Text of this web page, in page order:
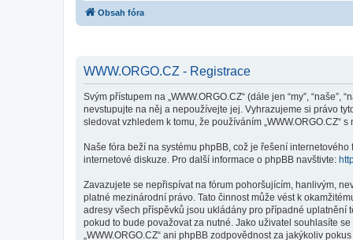
Obsah fóra
WWW.ORGO.CZ - Registrace
Svým přístupem na „WWW.ORGO.CZ“ (dále jen “my”,
nevstupujte na něj a nepoužívejte jej. Vyhrazujeme si právo
sledovat vzhledem k tomu, že používáním „WWW.ORGO.CZ“
Naše fóra beží na systému phpBB, což je řešení
internetové diskuze. Pro další informace o phpBB navštivte:
Zavazujete se nepřispívat na fórum pohoršujícím, hanlivým,
platné mezinárodní právo. Tato činnost může vést k
adresy všech příspěvků jsou ukládány pro případné uplatnění
pokud to bude považovat za nutné. Jako uživatel souhlasíte
„WWW.ORGO.CZ“ ani phpBB zodpovědnost za jakýkoliv